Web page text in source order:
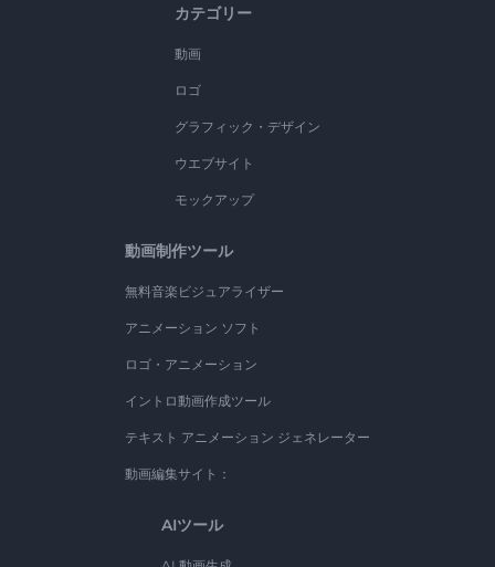
カテゴリー
動画
ロゴ
グラフィック・デザイン
ウエブサイト
モックアップ
動画制作ツール
無料音楽ビジュアライザー
アニメーション ソフト
ロゴ・アニメーション
イントロ動画作成ツール
テキスト アニメーション ジェネレーター
動画編集サイト：
AIツール